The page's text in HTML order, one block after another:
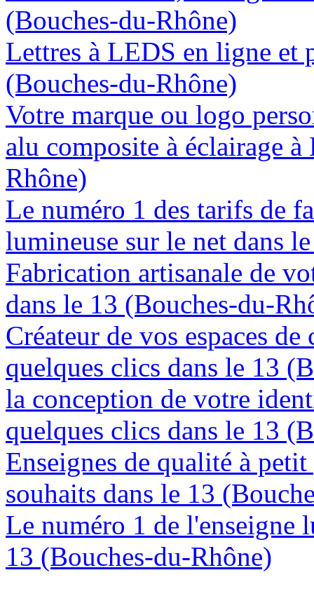
(Bouches-du-Rhône)
Lettres à LEDS en ligne et
(Bouches-du-Rhône)
Votre marque ou logo
alu composite à éclairage
Rhône)
Le numéro 1 des tarifs de
lumineuse sur le net dans
Fabrication artisanale de
dans le 13 (Bouches-du-
Créateur de vos espaces
quelques clics dans le 13
la conception de votre
quelques clics dans le 13
Enseignes de qualité à
souhaits dans le 13
Le numéro 1 de l'enseigne
13 (Bouches-du-Rhône)